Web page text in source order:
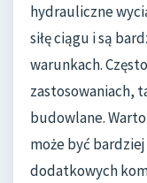
hydrauliczne
siłę ciągu i są
warunkach.
zastosowaniach,
budowlane.
może być
dodatkowych